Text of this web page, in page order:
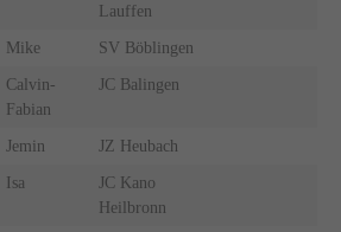
Lauffen
Mike SV Böblingen
Calvin-
Fabian
JC Balingen
Jemin JZ Heubach
Isa
JC Kano
Heilbronn